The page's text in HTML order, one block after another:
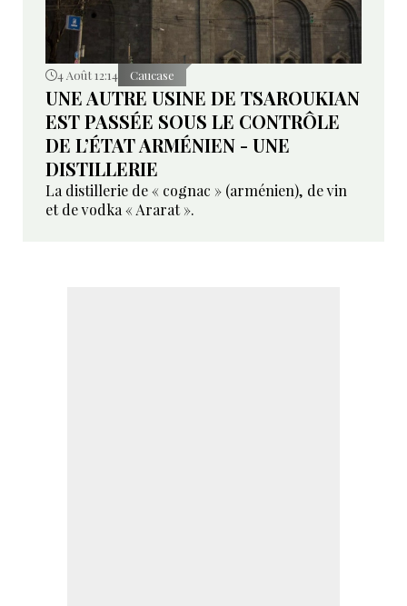
4 Août 12:14 Caucase
UNE AUTRE USINE DE TSAROUKIAN
EST PASSÉE SOUS LE CONTRÔLE
DE L’ÉTAT ARMÉNIEN - UNE
DISTILLERIE
La distillerie de « cognac » (arménien), de vin
et de vodka « Ararat ».